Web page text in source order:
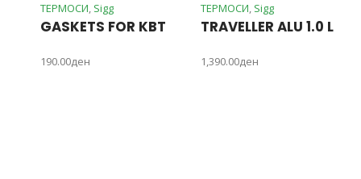
ТЕРМОСИ, Sigg
GASKETS FOR KBT
190.00ден
ТЕРМОСИ, Sigg
TRAVELLER ALU 1.0 L
1,390.00ден